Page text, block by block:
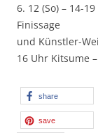
6. 12 (So) – 14-
Finissage
und Künstler-
16 Uhr Kitsume
share
save